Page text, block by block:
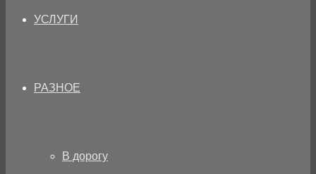
УСЛУГИ
РАЗНОЕ
В дорогу